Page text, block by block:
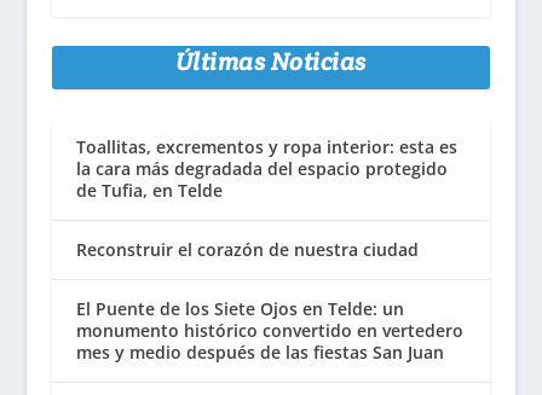
Últimas Noticias
Toallitas, excrementos y ropa interior: esta es
la cara más degradada del espacio protegido
de Tufia, en Telde
Reconstruir el corazón de nuestra ciudad
El Puente de los Siete Ojos en Telde: un
monumento histórico convertido en vertedero
mes y medio después de las fiestas San Juan